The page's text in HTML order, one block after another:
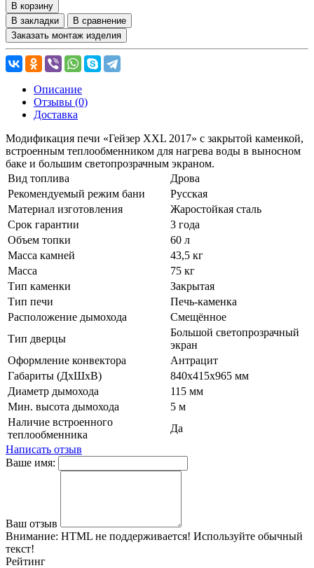
В корзину
В закладки
В сравнение
Заказать монтаж изделия
Описание
Отзывы (0)
Доставка
Модификация печи «Гейзер XXL 2017» с закрытой каменкой,
встроенным теплообменником для нагрева воды в выносном
баке и большим светопрозрачным экраном.
Вид топлива
Дрова
Рекомендуемый режим бани
Русская
Материал изготовления
Жаростойкая сталь
Срок гарантии
3 года
Объем топки
60 л
Масса камней
43,5 кг
Масса
75 кг
Тип каменки
Закрытая
Тип печи
Печь-каменка
Расположение дымохода
Смещённое
Тип дверцы
Большой светопрозрачный
экран
Оформление конвектора
Антрацит
Габариты (ДхШхВ)
840х415х965 мм
Диаметр дымохода
115 мм
Мин. высота дымохода
5 м
Наличие встроенного
теплообменника
Да
Написать отзыв
Ваше имя:
Ваш отзыв
Внимание: HTML не поддерживается! Используйте обычный
текст!
Рейтинг